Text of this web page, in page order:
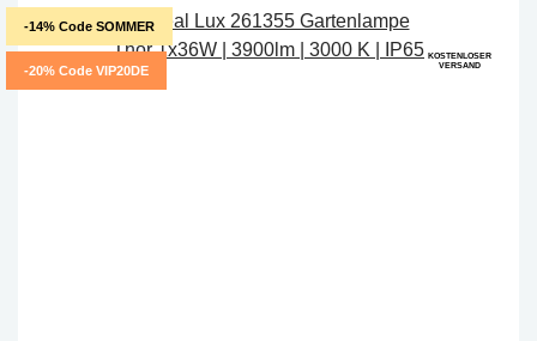
-14% Code SOMMER
-20% Code VIP20DE
KOSTENLOSER
VERSAND